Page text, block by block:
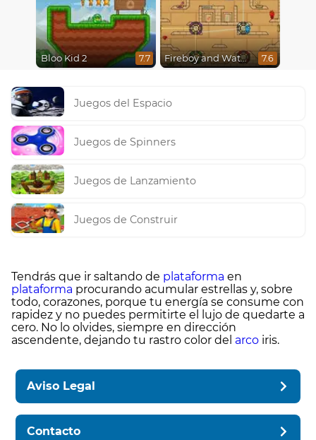
Bloo Kid 2 7.7 Fireboy and Watergirl in The Light Temple 2 7.6
Juegos del Espacio
Juegos de Spinners
Juegos de Lanzamiento
Juegos de Construir
Tendrás que ir saltando de plataforma en
plataforma procurando acumular estrellas y, sobre
todo, corazones, porque tu energía se consume con
rapidez y no puedes permitirte el lujo de quedarte a
cero. No lo olvides, siempre en dirección
ascendente, dejando tu rastro color del arco iris.
Aviso Legal
Contacto